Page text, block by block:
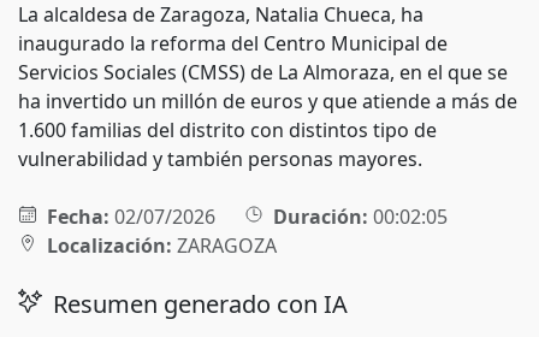
La alcaldesa de Zaragoza, Natalia Chueca, ha
inaugurado la reforma del Centro Municipal de
Servicios Sociales (CMSS) de La Almoraza, en el que se
ha invertido un millón de euros y que atiende a más de
1.600 familias del distrito con distintos tipo de
vulnerabilidad y también personas mayores.
Fecha: 02/07/2026 Duración: 00:02:05
Localización: ZARAGOZA
Resumen generado con IA